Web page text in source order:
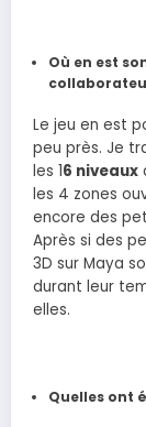
Où en est
Le jeu en est
peu près. Je
les 16 niveaux
les 4 zones
encore des
Après si des
3D sur Maya
durant leur
elles.
Quelles ont